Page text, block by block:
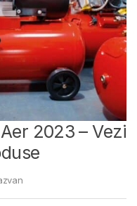
2023 – Vezi